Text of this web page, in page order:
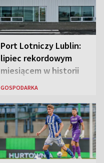
Port Lotniczy Lublin:
lipiec rekordowym
miesiącem w historii
lotniska
GOSPODARKA